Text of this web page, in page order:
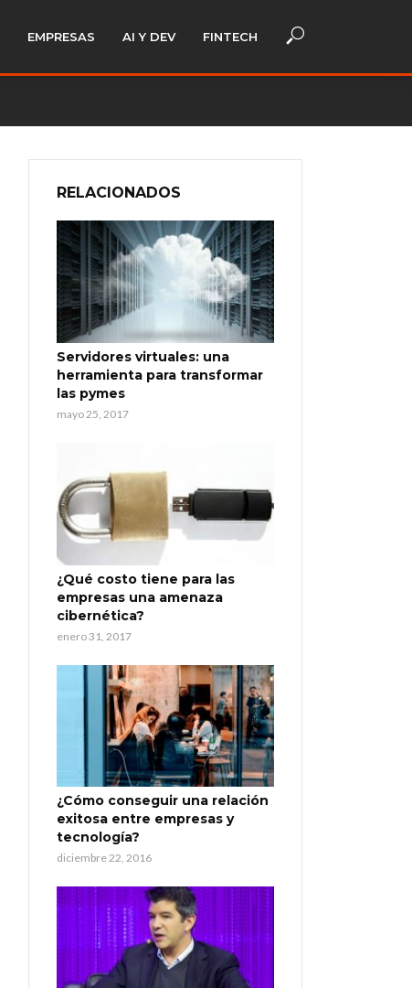
EMPRESAS AI Y DEV FINTECH
RELACIONADOS
Servidores virtuales: una
herramienta para transformar
las pymes
mayo 25, 2017
¿Qué costo tiene para las
empresas una amenaza
cibernética?
enero 31, 2017
¿Cómo conseguir una relación
exitosa entre empresas y
tecnología?
diciembre 22, 2016